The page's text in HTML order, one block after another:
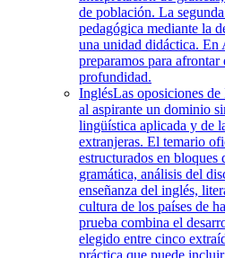
de población. La
pedagógica mediante la
una unidad didáctica. En
preparamos para
profundidad.
InglésLas oposiciones
al aspirante un dominio
lingüística aplicada y de
extranjeras. El temario
estructurados en
gramática, análisis del
enseñanza del inglés,
cultura de los países de
prueba combina el
elegido entre cinco
práctica que puede